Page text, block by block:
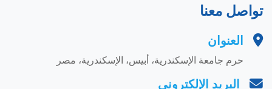
تواصل معنا
العنوان
حرم جامعة الإسكندرية، أبيس، الإسكندرية، مصر
البريد الإلكتروني